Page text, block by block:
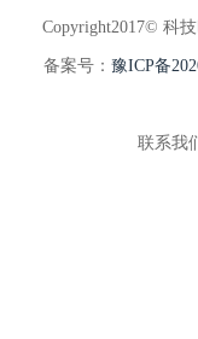
Copyright2017© 科
备案号： 豫ICP备
联系我